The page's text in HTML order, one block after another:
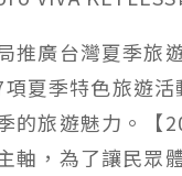
推廣台灣夏季旅
夏季特色旅遊活
的旅遊魅力。【
軸，為了讓民眾